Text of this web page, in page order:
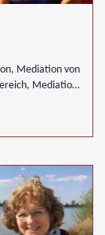
Mediation von
Mediation